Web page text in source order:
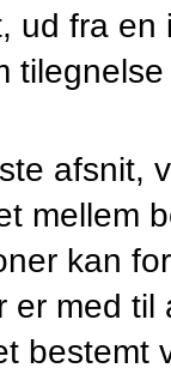
ud fra en
afsnit,
mellem
kan
er med til
bestemt